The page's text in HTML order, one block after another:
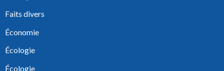
Faits divers
Économie
Écologie
Écologie